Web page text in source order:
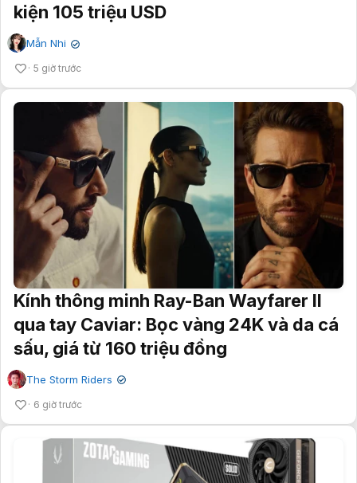
kiện 105 triệu USD
Mẫn Nhi ✔
5 giờ trước
Kính thông minh Ray-Ban Wayfarer II
qua tay Caviar: Bọc vàng 24K và da cá
sấu, giá từ 160 triệu đồng
The Storm Riders ✔
6 giờ trước